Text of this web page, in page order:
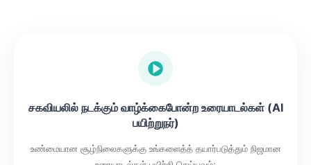
சகவியலில் நடக்கும் வாழ்க்கைபோன்ற உரையாடல்கள் (AI
பயிற்றுநர்)
உண்மையான சூழ்நிலைகளுக்கு உங்களைத்த் தயார்படுத்தும் நிஜமான